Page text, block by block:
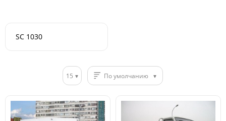
SC 1030
15 По умолчанию